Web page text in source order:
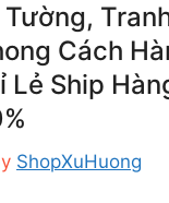
Cách
Lẻ Ship
ShopXuHuong